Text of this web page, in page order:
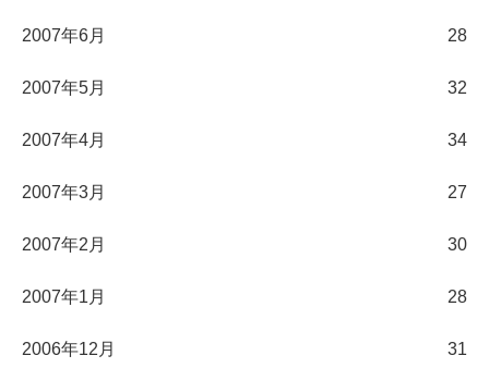
2007年6月 28
2007年5月 32
2007年4月 34
2007年3月 27
2007年2月 30
2007年1月 28
2006年12月 31